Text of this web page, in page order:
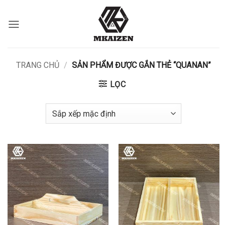
qua
nội
TRANG CHỦ / SẢN PHẨM ĐƯỢC GẮN THẺ “QUANAN”
LỌC